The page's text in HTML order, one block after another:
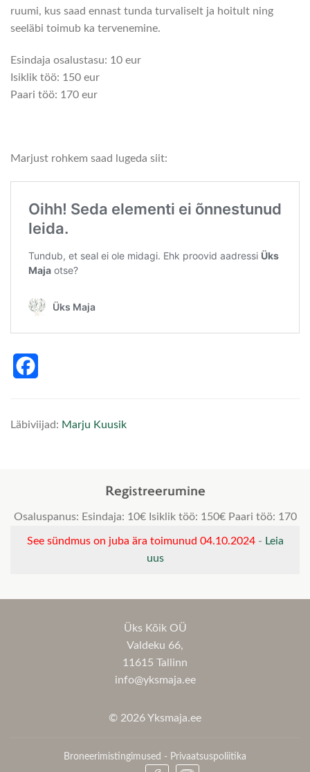
ruumi, kus saad ennast tunda turvaliselt ja hoitult ning
seeläbi toimub ka tervenemine.
Esindaja osalustasu: 10 eur
Isiklik töö: 150 eur
Paari töö: 170 eur
Marjust rohkem saad lugeda siit:
Läbiviijad: Marju Kuusik
Registreerumine
Osaluspanus: Esindaja: 10€ Isiklik töö: 150€ Paari töö: 170
See sündmus on juba ära toimunud 04.10.2024- Leia
uus
Üks Kõik OÜ
Valdeku 66,
11615 Tallinn
info@yksmaja.ee
© 2026 Yksmaja.ee
Broneerimistingimused - Privaatsuspoliitika